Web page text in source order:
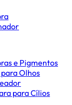
e Pigmentos
Olhos
para Cílios